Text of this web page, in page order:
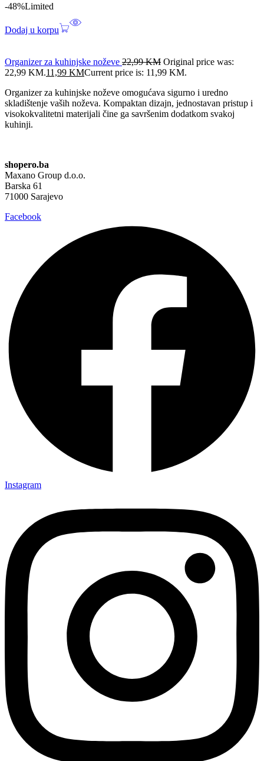
-48%Limited
Dodaj u korpu
Organizer za kuhinjske noževe 22,99KM Original price was:
22,99 KM.11,99 KMCurrent price is: 11,99 KM.
Organizer za kuhinjske noževe omogućava sigurno i uredno
skladištenje vaših noževa. Kompaktan dizajn, jednostavan pristup i
visokokvalitetni materijali čine ga savršenim dodatkom svakoj
kuhinji.
shopero.ba
Maxano Group d.o.o.
Barska 61
71000 Sarajevo
Facebook
Instagram